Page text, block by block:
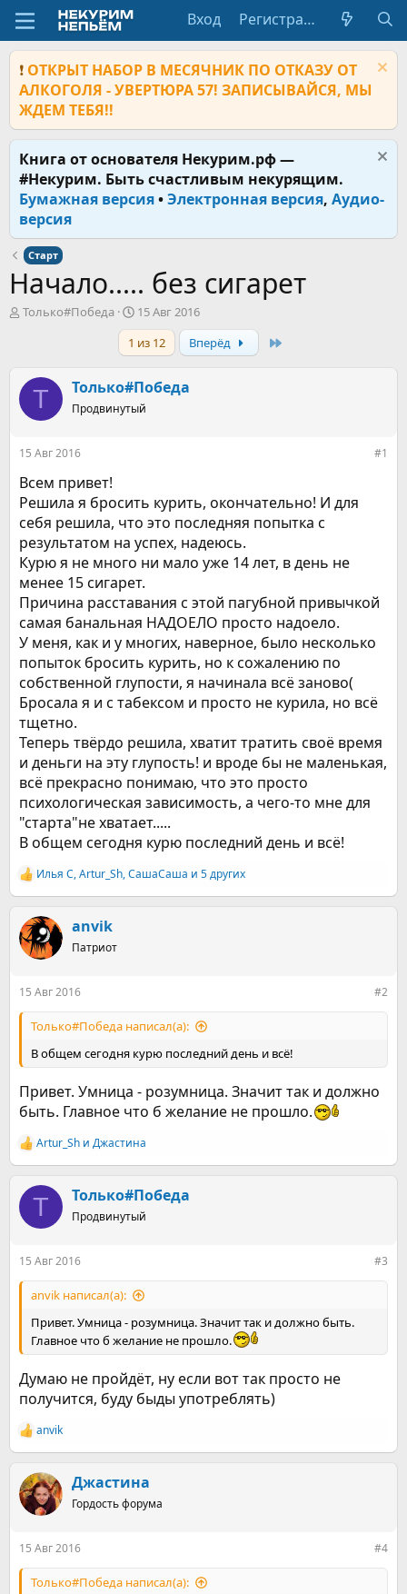
Вход Регистрация
❗ ОТКРЫТ НАБОР В МЕСЯЧНИК ПО ОТКАЗУ ОТ
АЛКОГОЛЯ - УВЕРТЮРА 57! ЗАПИСЫВАЙСЯ, МЫ
ЖДЕМ ТЕБЯ!!
Книга от основателя Некурим.рф —
#Некурим. Быть счастливым некурящим.
Бумажная версия•Электронная версия, Аудио-
версия
Старт
Начало..... без сигарет
А
т
е
Только#Победа
Д
а
т
а
а
ч
15 Авг 2016
1 из 12
Вперёд
Т Только#Победа
Продвинутый
15 Авг 2016 #1
Всем привет!
Решила я бросить курить, окончательно! И для
себя решила, что это последняя попытка с
результатом на успех, надеюсь.
Курю я не много ни мало уже 14 лет, в день не
менее 15 сигарет.
Причина расставания с этой пагубной привычкой
самая банальная НАДОЕЛО просто надоело.
У меня, как и у многих, наверное, было несколько
попыток бросить курить, но к сожалению по
собственной глупости, я начинала всё заново(
Бросала я и с табексом и просто не курила, но всё
тщетно.
Теперь твёрдо решила, хватит тратить своё время
и деньги на эту глупость! и вроде бы не маленькая,
всё прекрасно понимаю, что это просто
психологическая зависимость, а чего-то мне для
"старта"не хватает.....
В общем сегодня курю последний день и всё!
Р
е
к
ц
и
Илья С,Artur_Sh,СашаСаша и 5 других
anvik
Патриот
15 Авг 2016 #2
Только#Победа написал(а):
В общем сегодня курю последний день и всё!
Привет. Умница - розумница. Значит так и должно
быть. Главное что б желание не прошло.
Р
е
к
ц
и
Artur_Sh и Джастина
Т Только#Победа
Продвинутый
15 Авг 2016 #3
anvik написал(а):
Привет. Умница - розумница. Значит так и должно быть.
Главное что б желание не прошло.
Думаю не пройдёт, ну если вот так просто не
получится, буду быды употреблять)
Р
е
к
ц
и
anvik
Джастина
Гордость форума
15 Авг 2016 #4
Только#Победа написал(а):